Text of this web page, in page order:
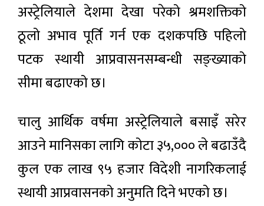
अस्ट्रेलियाले देशमा देखा परेको श्रमशक्तिको
ठूलो अभाव पूर्ति गर्न एक दशकपछि पहिलो
पटक स्थायी आप्रवासनसम्बन्धी सङ्ख्याको
सीमा बढाएको छ।
चालु आर्थिक वर्षमा अस्ट्रेलियाले बसाइँ सरेर
आउने मानिसका लागि कोटा ३५,००० ले बढाउँदै
कुल एक लाख ९५ हजार विदेशी नागरिकलाई
स्थायी आप्रवासनको अनुमति दिने भएको छ।